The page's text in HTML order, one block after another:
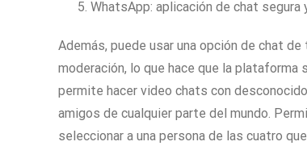
WhatsApp: aplicación de chat segura
Además, puede usar una opción de chat
moderación, lo que hace que la plataforma
permite hacer video chats con
amigos de cualquier parte del mundo.
seleccionar a una persona de las cuatro